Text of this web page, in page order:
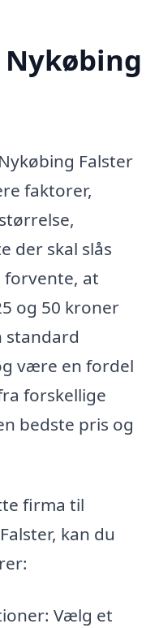
Falster
faktorer,
der skal slås
forvente, at
og 50 kroner
standard
være en fordel
forskellige
bedste pris og
firma til
kan du
Vælg et